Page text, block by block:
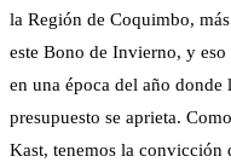
la Región de Coquimbo,
este Bono de Invierno, y
en una época del año donde
presupuesto se aprieta.
Kast, tenemos la convicción